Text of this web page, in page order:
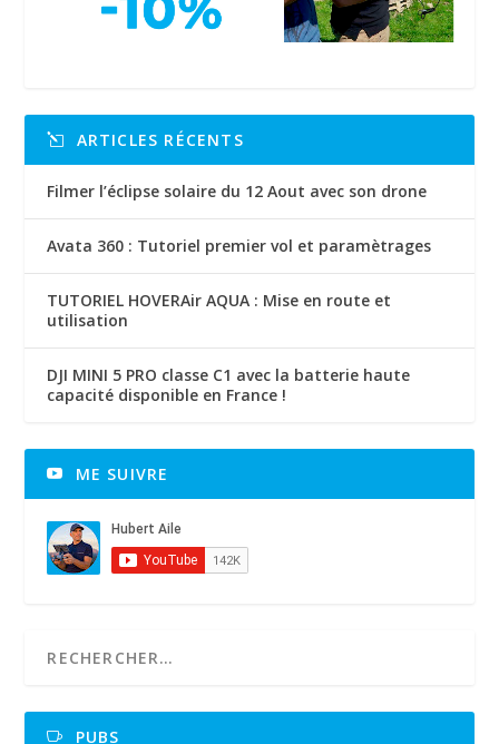
ARTICLES RÉCENTS
Filmer l’éclipse solaire du 12 Aout avec son drone
Avata 360 : Tutoriel premier vol et paramètrages
TUTORIEL HOVERAir AQUA : Mise en route et
utilisation
DJI MINI 5 PRO classe C1 avec la batterie haute
capacité disponible en France !
ME SUIVRE
PUBS